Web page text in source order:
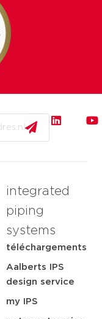
integrated
piping
systems
téléchargements
Aalberts IPS
design service
my IPS